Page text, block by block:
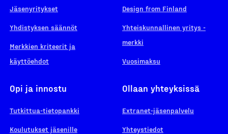
Jäsenyritykset
Yhdistyksen säännöt
Merkkien kriteerit ja
käyttöehdot
Design from Finland
Yhteiskunnallinen yritys -
merkki
Vuosimaksu
Opi ja innostu
Tutkittua-tietopankki
Koulutukset jäsenille
Ollaan yhteyksissä
Extranet-jäsenpalvelu
Yhteystiedot